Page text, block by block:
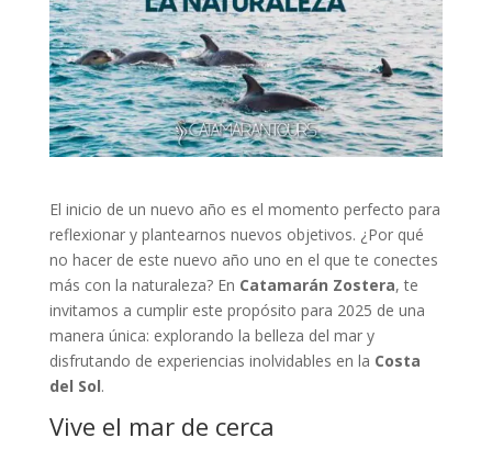
El inicio de un nuevo año es el momento perfecto para
reflexionar y plantearnos nuevos objetivos. ¿Por qué
no hacer de este nuevo año uno en el que te conectes
más con la naturaleza? En Catamarán Zostera, te
invitamos a cumplir este propósito para 2025 de una
manera única: explorando la belleza del mar y
disfrutando de experiencias inolvidables en la Costa
del Sol.
Vive el mar de cerca